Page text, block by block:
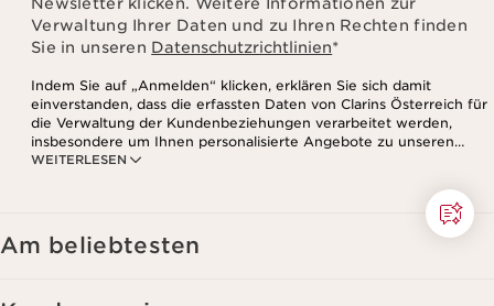
Newsletter klicken. Weitere Informationen zur
Verwaltung Ihrer Daten und zu Ihren Rechten finden
Sie in unseren Datenschutzrichtlinien*
WEITERLESEN
Indem Sie auf „Anmelden“ klicken, erklären Sie sich damit
einverstanden, dass die erfassten Daten von Clarins Österreich für
die Verwaltung der Kundenbeziehungen verarbeitet werden,
insbesondere um Ihnen personalisierte Angebote zu unseren
Produkten und Dienstleistungen entsprechend Ihrem
zuzusenden, auch durch Anzeige in sozialen Netzwerken und auf
Am beliebtesten